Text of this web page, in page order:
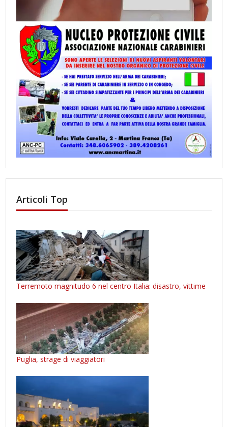
Articoli Top
Terremoto magnitudo 6 nel centro Italia: disastro, vittime
Puglia, strage di viaggiatori